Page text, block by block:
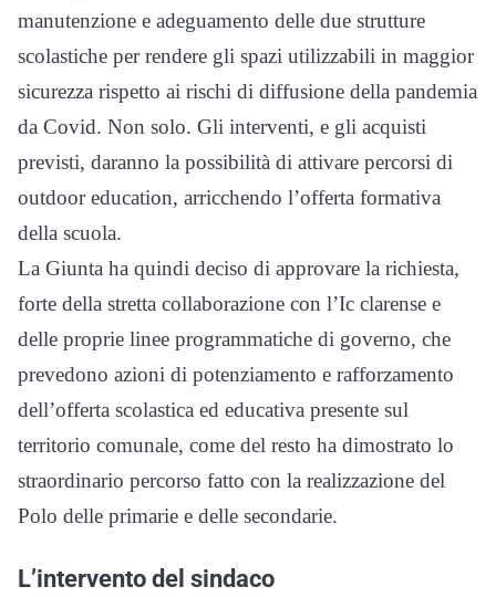
manutenzione e adeguamento delle due strutture
scolastiche per rendere gli spazi utilizzabili in maggior
sicurezza rispetto ai rischi di diffusione della pandemia
da Covid. Non solo. Gli interventi, e gli acquisti
previsti, daranno la possibilità di attivare percorsi di
outdoor education, arricchendo l’offerta formativa
della scuola.
La Giunta ha quindi deciso di approvare la richiesta,
forte della stretta collaborazione con l’Ic clarense e
delle proprie linee programmatiche di governo, che
prevedono azioni di potenziamento e rafforzamento
dell’offerta scolastica ed educativa presente sul
territorio comunale, come del resto ha dimostrato lo
straordinario percorso fatto con la realizzazione del
Polo delle primarie e delle secondarie.
L’intervento del sindaco